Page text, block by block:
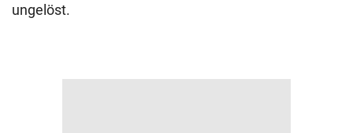
ungelöst.